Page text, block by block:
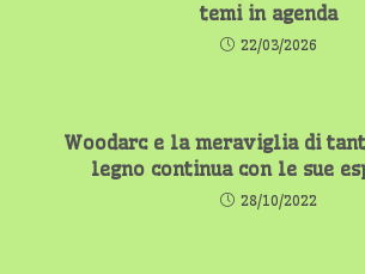
temi in agenda
22/03/2026
Woodarc e la meraviglia di
legno continua con le sue
28/10/2022